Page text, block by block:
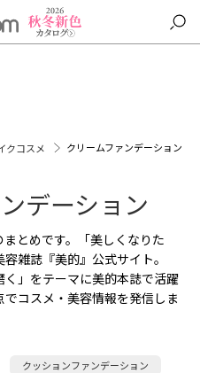
クコスメ クリームファンデーション
デーション
まとめです。「美しくなりた
雑誌『美的』公式サイト。
く」をテーマに美的本誌で活躍
コスメ・美容情報を発信しま
クッションファンデーション